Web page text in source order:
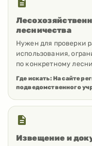
лесничества
Нужен для проверки
использования,
по конкретному
Где искать: На сайте
подведомственного
Извещение и